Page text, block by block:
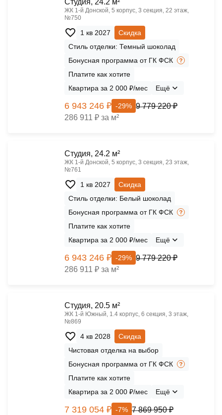
Cтудия, 24.2 м²
ЖК 1‑й Донской, 5 корпус, 3 секция, 22 этаж,
№750
1 кв 2027
Скидка
Стиль отделки: Темный шоколад
Бонусная программа от ГК ФСК
Платите как хотите
Квартира за 2 000 ₽/мес
Ещё
6 943 246 ₽ -29% 9 779 220 ₽
286 911 ₽ за м²
Cтудия, 24.2 м²
ЖК 1‑й Донской, 5 корпус, 3 секция, 23 этаж,
№761
1 кв 2027
Скидка
Стиль отделки: Белый шоколад
Бонусная программа от ГК ФСК
Платите как хотите
Квартира за 2 000 ₽/мес
Ещё
6 943 246 ₽ -29% 9 779 220 ₽
286 911 ₽ за м²
Cтудия, 20.5 м²
ЖК 1‑й Южный, 1.4 корпус, 6 секция, 3 этаж,
№869
4 кв 2028
Скидка
Чистовая отделка на выбор
Бонусная программа от ГК ФСК
Платите как хотите
Квартира за 2 000 ₽/мес
Ещё
7 319 054 ₽ -7% 7 869 950 ₽